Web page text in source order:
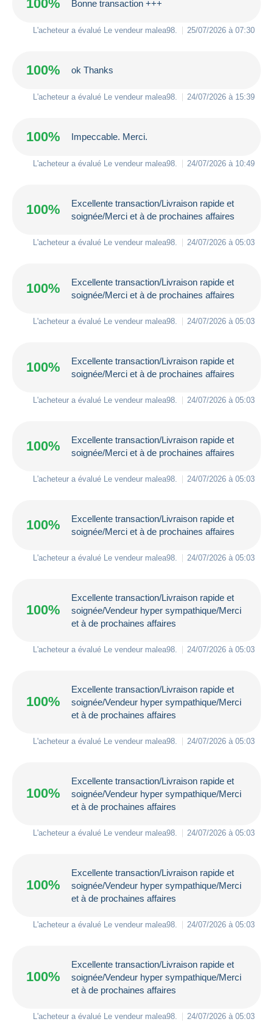
100% Bonne transaction +++
L'acheteur a évalué Le vendeur malea98 25/07/2026 à 07:30
100% ok Thanks
L'acheteur a évalué Le vendeur malea98 24/07/2026 à 15:39
100% Impeccable. Merci.
L'acheteur a évalué Le vendeur malea98 24/07/2026 à 10:49
100%
Excellente transaction/Livraison rapide et
soignée/Merci et à de prochaines affaires
L'acheteur a évalué Le vendeur malea98 24/07/2026 à 05:03
100%
Excellente transaction/Livraison rapide et
soignée/Merci et à de prochaines affaires
L'acheteur a évalué Le vendeur malea98 24/07/2026 à 05:03
100%
Excellente transaction/Livraison rapide et
soignée/Merci et à de prochaines affaires
L'acheteur a évalué Le vendeur malea98 24/07/2026 à 05:03
100%
Excellente transaction/Livraison rapide et
soignée/Merci et à de prochaines affaires
L'acheteur a évalué Le vendeur malea98 24/07/2026 à 05:03
100%
Excellente transaction/Livraison rapide et
soignée/Merci et à de prochaines affaires
L'acheteur a évalué Le vendeur malea98 24/07/2026 à 05:03
100%
Excellente transaction/Livraison rapide et
soignée/Vendeur hyper sympathique/Merci
et à de prochaines affaires
L'acheteur a évalué Le vendeur malea98 24/07/2026 à 05:03
100%
Excellente transaction/Livraison rapide et
soignée/Vendeur hyper sympathique/Merci
et à de prochaines affaires
L'acheteur a évalué Le vendeur malea98 24/07/2026 à 05:03
100%
Excellente transaction/Livraison rapide et
soignée/Vendeur hyper sympathique/Merci
et à de prochaines affaires
L'acheteur a évalué Le vendeur malea98 24/07/2026 à 05:03
100%
Excellente transaction/Livraison rapide et
soignée/Vendeur hyper sympathique/Merci
et à de prochaines affaires
L'acheteur a évalué Le vendeur malea98 24/07/2026 à 05:03
100%
Excellente transaction/Livraison rapide et
soignée/Vendeur hyper sympathique/Merci
et à de prochaines affaires
L'acheteur a évalué Le vendeur malea98 24/07/2026 à 05:03